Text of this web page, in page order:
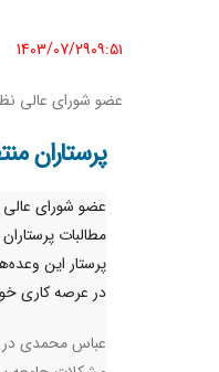
1403/07/29٠٩:٥١
عضو شورای عالی
پرستاران
عضو شورای
مطالبات
پرستار این
در عرصه کاری
عباس محمدی در